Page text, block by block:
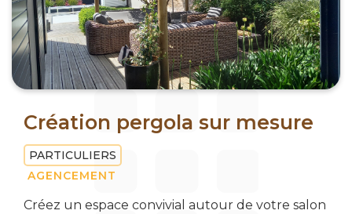
Création pergola sur mesure
PARTICULIERS
AGENCEMENT
Créez un espace convivial autour de votre salon